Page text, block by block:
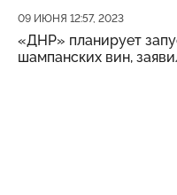
Дата публикации
09 ИЮНЯ 12:57, 2023
«ДНР» планирует
шампанских вин,